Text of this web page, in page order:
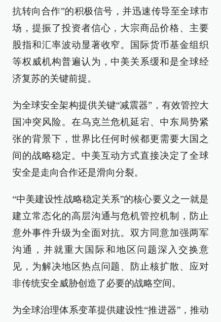
抗转向合作”的积极信号，并迅速传导至全球市
场，提振了投资者信心，大宗商品价格、主要
股指和汇率波动显著收窄。国际货币基金组织
等权威机构普遍认为，中美关系缓和是全球经
济复苏的关键前提。
为全球安全架构提供关键“减震器”，有效管控大
国冲突风险。在乌克兰危机延宕、中东局势紧
张的背景下，世界比任何时候都更需要大国之
间的战略稳定。中美互动方式直接决定了全球
安全是走向合作还是滑向分裂。
“中美建设性战略稳定关系”的核心要义之一就是
建立常态化的高层沟通与危机管控机制，防止
意外事件升级为全面对抗。双方同意加强两军
沟通，并就重大国际和地区问题深入交换意
见，为解决地区热点问题、防止核扩散、应对
非传统安全威胁创造了必要的战略空间。
为全球治理体系变革提供建设性“推进器”，推动